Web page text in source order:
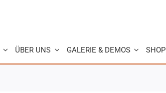
ÜBER UNS GALERIE & DEMOS SHOP